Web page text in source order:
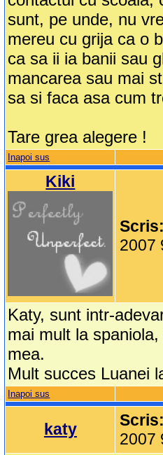
sunt, pe unde, nu
mereu cu grija ca o
ca sa ii ia banii sau
mancarea sau mai
sa si faca asa cum
Tare grea alegere !
Inapoi sus
Kiki
Scris:
2007
Katy, sunt intr-
mai mult la
mea.
Mult succes Luanei
Inapoi sus
katy Scris:
2007